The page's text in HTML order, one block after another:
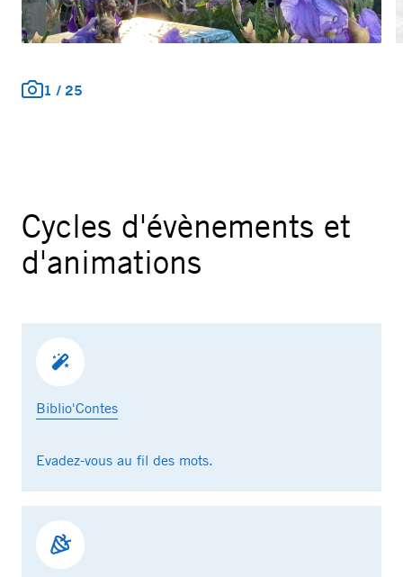
1 /25
Cycles d'évènements et
d'animations
Biblio'Contes
Evadez-vous au fil des mots.